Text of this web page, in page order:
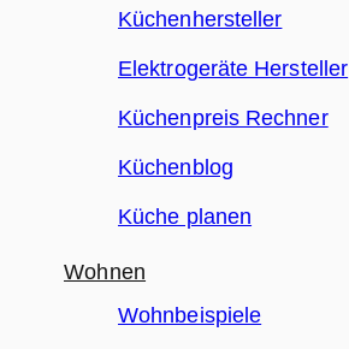
Küchenhersteller
Elektrogeräte Hersteller
Küchenpreis Rechner
Küchenblog
Küche planen
Wohnen
Wohnbeispiele